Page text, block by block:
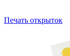
Печать открыток